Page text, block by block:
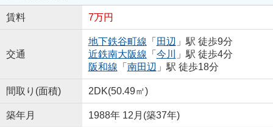
賃料 7万円
交通
地下鉄谷町線 「 田辺 」駅 徒歩9分
近鉄南大阪線 「 今川
」駅 徒歩4分
阪和線 「 南田辺 」駅 徒歩18分
間取り(面積) 2DK(50.49㎡)
築年月 1988年 12月(築37年)